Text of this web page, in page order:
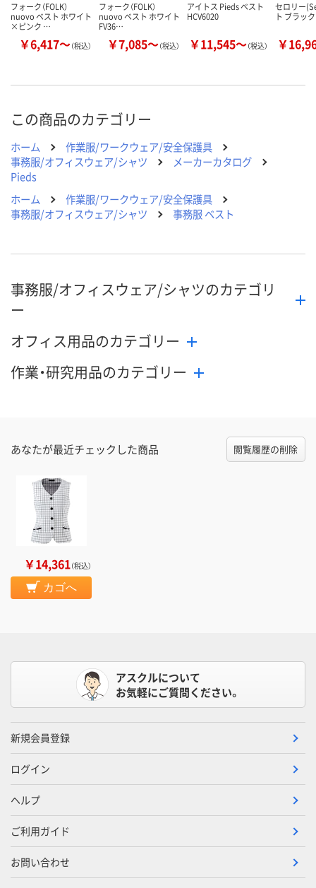
フォーク（FOLK）
nuovo ベスト ホワイト
×ピンク …
￥6,417～（税込）
フォーク（FOLK）
nuovo ベスト ホワイト
FV36…
￥7,085～（税込）
アイトス Pieds ベスト
HCV6020
￥11,545～（税込）
セロリー
ト ブラッ
￥
この商品のカテゴリー
ホーム
作業服/ワークウェア/安全保護具
事務服/オフィスウェア/シャツ
メーカーカタログ
Pieds
ホーム
作業服/ワークウェア/安全保護具
事務服/オフィスウェア/シャツ
事務服 ベスト
事務服/オフィスウェア/シャツのカテゴリ
ー
オフィス用品のカテゴリー
作業・研究用品のカテゴリー
あなたが最近チェックした商品 閲覧履歴の削除
￥14,361（税込）
カゴへ
アスクルについて
お気軽にご質問ください。
新規会員登録
ログイン
ヘルプ
ご利用ガイド
お問い合わせ